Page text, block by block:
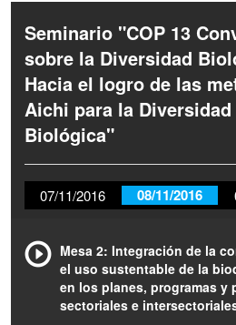
Seminario "COP 13
sobre la Diversidad
Hacia el logro de las
Aichi para la Diversidad
Biológica"
07/11/2016 08/11/2016
Mesa 2: Integración de la
el uso sustentable de la
en los planes, programas y
sectoriales e